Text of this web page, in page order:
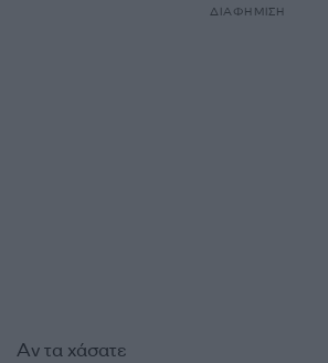
ΔΙΑΦΗΜΙΣΗ
Αν τα χάσατε